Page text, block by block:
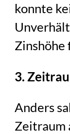
konnte
Zinshöhe
3.
Anders
Zeitraum